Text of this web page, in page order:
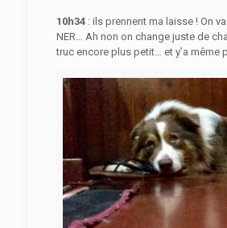
10h34: ils prennent ma laisse ! On va
NER… Ah non on change juste de
truc encore plus petit… et y’a même